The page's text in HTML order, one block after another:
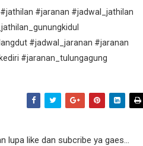
#jathilan #jaranan #jadwal_jathilan
#jadwal_jaranan #jaranan
#jaranan_tulungagung
like dan subcribe ya gaes...